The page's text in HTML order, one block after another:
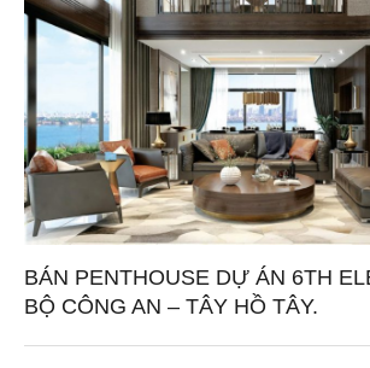
BÁN PENTHOUSE DỰ ÁN 6TH
BỘ CÔNG AN – TÂY HỒ TÂY.